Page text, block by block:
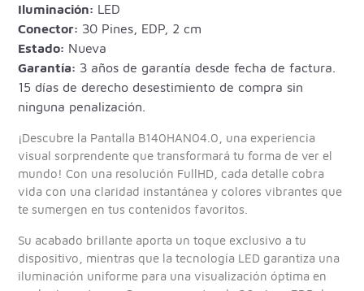
Iluminación: LED
Conector: 30 Pines, EDP, 2 cm
Estado: Nueva
Garantía: 3 años de garantía desde fecha de factura.
15 días de derecho desestimiento de compra sin
ninguna penalización.
¡Descubre la Pantalla B140HAN04.0, una experiencia
visual sorprendente que transformará tu forma de ver el
mundo! Con una resolución FullHD, cada detalle cobra
vida con una claridad instantánea y colores vibrantes que
te sumergen en tus contenidos favoritos.
Su acabado brillante aporta un toque exclusivo a tu
dispositivo, mientras que la tecnología LED garantiza una
iluminación uniforme para una visualización óptima en